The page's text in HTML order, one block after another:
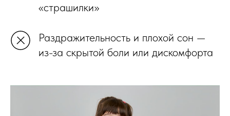
«страшилки»
Раздражительность и плохой сон —
из-за скрытой боли или дискомфорта